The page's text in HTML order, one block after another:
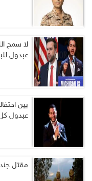
لا سمح
عبدول
بين
عبدول
مقتل جنديين